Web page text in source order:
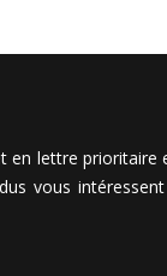
en lettre
vous